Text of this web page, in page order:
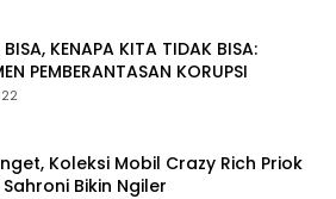
BISA, KENAPA KITA TIDAK BISA:
PEMBERANTASAN KORUPSI
Koleksi Mobil Crazy Rich Priok
Bikin Ngiler